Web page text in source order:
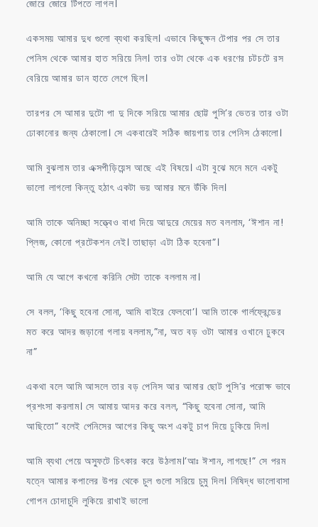
জোরে জোরে টিপতে লাগল।
একসময় আমার দুধ গুলো ব্যথা করছিল। এভাবে কিছুক্ষন টেপার পর সে তার
পেনিস থেকে আমার হাত সরিয়ে নিল। তার ওটা থেকে এক ধরণের চটচটে রস
বেরিয়ে আমার ডান হাতে লেগে ছিল।
তারপর সে আমার দুটো পা দু দিকে সরিয়ে আমার ছোট্ট পুসি’র ভেতর তার ওটা
ঢোকানোর জন্য ঠেকালো। সে একবারেই সঠিক জায়গায় তার পেনিস ঠেকালো।
আমি বুঝলাম তার এক্সপীড়িয়েন্স আছে এই বিষয়ে। এটা বুঝে মনে মনে একটু
ভালো লাগলো কিন্তু হঠাৎ একটা ভয় আমার মনে উঁকি দিল।
আমি তাকে অনিচ্ছা সত্ত্বেও বাধা দিয়ে আদুরে মেয়ের মত বললাম, ‘ঈশান না!
প্লিজ, কোনো প্রটেকশন নেই। তাছাড়া এটা ঠিক হবেনা”।
আমি যে আগে কখনো করিনি সেটা তাকে বললাম না।
সে বলল, ‘কিছু হবেনা সোনা, আমি বাইরে ফেলবো’। আমি তাকে গার্লফ্রেন্ডের
মত করে আদর জড়ানো গলায় বললাম,”না, অত বড় ওটা আমার ওখানে ঢুকবে
না”
একথা বলে আমি আসলে তার বড় পেনিস আর আমার ছোট পুসি’র পরোক্ষ ভাবে
প্রশংসা করলাম। সে আমায় আদর করে বলল, “কিছু হবেনা সোনা, আমি
আছিতো” বলেই পেনিসের আগের কিছু অংশ একটু চাপ দিয়ে ঢুকিয়ে দিল।
আমি ব্যথা পেয়ে অস্ফুটে চিৎকার করে উঠলাম।’আঃ ঈশান, লাগছে!” সে পরম
যত্নে আমার কপালের উপর থেকে চুল গুলো সরিয়ে চুমু দিল। নিষিদ্ধ ভালোবাসা
গোপন চোদাচুদি লুকিয়ে রাখাই ভালো